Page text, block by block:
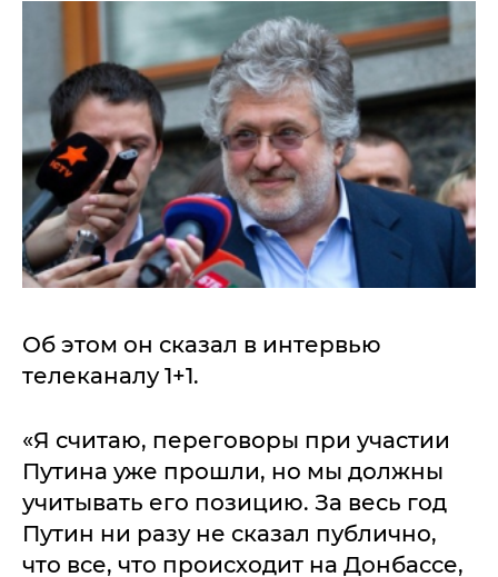
Об этом он сказал в интервью
телеканалу 1+1.
«Я считаю, переговоры при участии
Путина уже прошли, но мы должны
учитывать его позицию. За весь год
Путин ни разу не сказал публично,
что все, что происходит на Донбассе,